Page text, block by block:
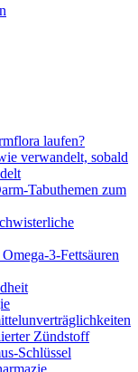
laufen?
verwandelt, sobald
Tabuthemen zum
3-Fettsäuren
Zündstoff
Schlüssel